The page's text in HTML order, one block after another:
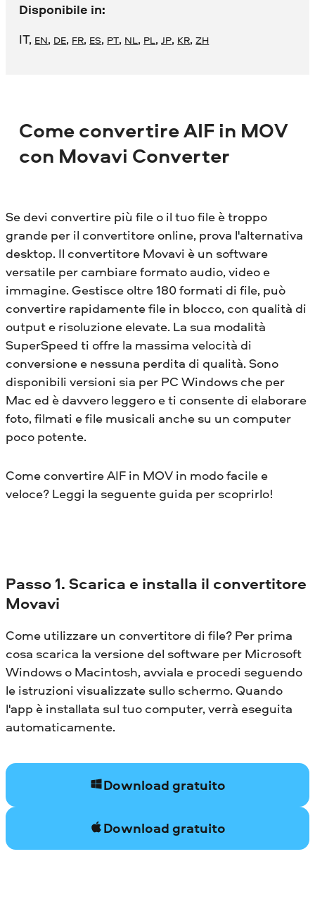
Disponibile in:
IT, EN, DE, FR, ES, PT, NL, PL,JP, KR,ZH
Come convertire AIF in MOV
con Movavi Converter
Se devi convertire più file o il tuo file è troppo
grande per il convertitore online, prova l'alternativa
desktop. Il convertitore Movavi è un software
versatile per cambiare formato audio, video e
immagine. Gestisce oltre 180 formati di file, può
convertire rapidamente file in blocco, con qualità di
output e risoluzione elevate. La sua modalità
SuperSpeed ​​ti offre la massima velocità di
conversione e nessuna perdita di qualità. Sono
disponibili versioni sia per PC Windows che per
Mac ed è davvero leggero e ti consente di elaborare
foto, filmati e file musicali anche su un computer
poco potente.
Come convertire AIF in MOV in modo facile e
veloce? Leggi la seguente guida per scoprirlo!
Passo 1. Scarica e installa il convertitore
Movavi
Come utilizzare un convertitore di file? Per prima
cosa scarica la versione del software per Microsoft
Windows o Macintosh, avviala e procedi seguendo
le istruzioni visualizzate sullo schermo. Quando
l'app è installata sul tuo computer, verrà eseguita
automaticamente.
Download gratuito
Download gratuito